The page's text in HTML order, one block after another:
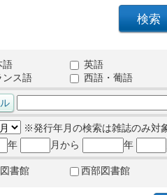
語
英語
ンス語
西語・葡語
※発行年月の検索は雑誌のみ対
年
月から 年
書館 西部図書館